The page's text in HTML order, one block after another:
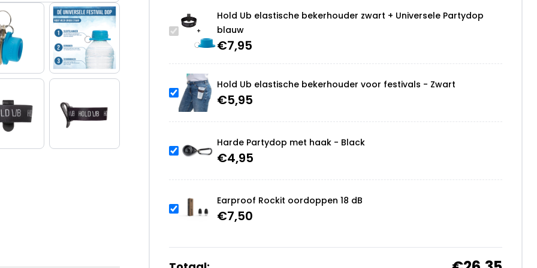
Hold Ub elastische bekerhouder zwart + Universele Partydop
blauw
€7,95
Hold Ub elastische bekerhouder voor festivals - Zwart
€5,95
Harde Partydop met haak - Black
€4,95
Earproof Rockit oordoppen 18 dB
€7,50